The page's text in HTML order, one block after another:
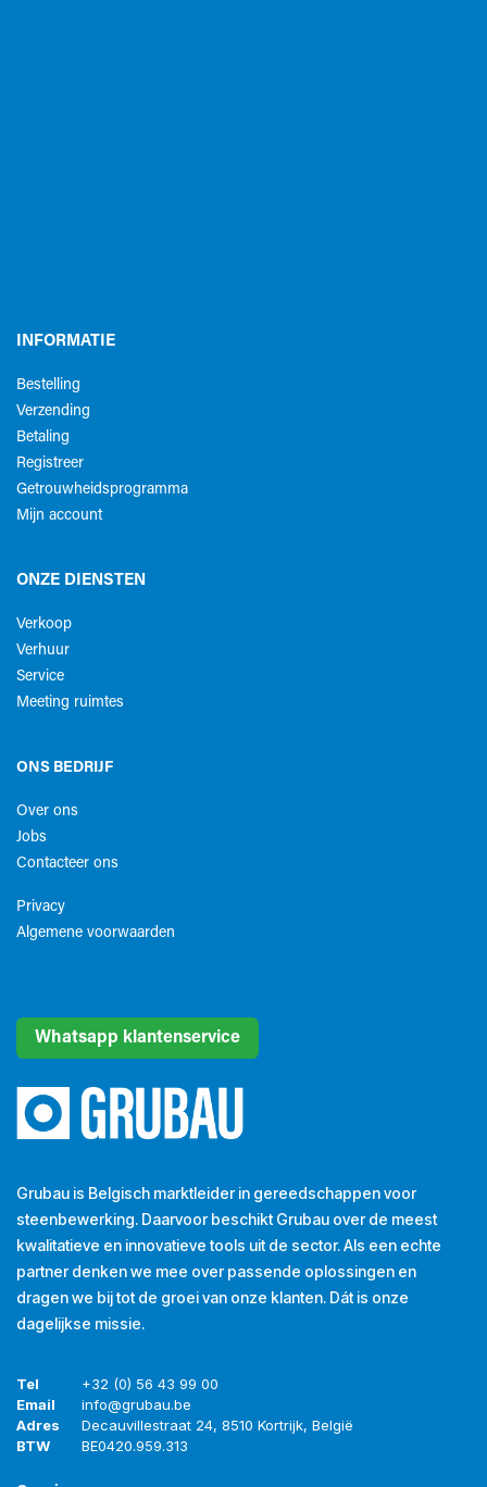
INFORMATIE
Bestelling
Verzending
Betaling
Registreer
Getrouwheidsprogramma
Mijn account
ONZE DIENSTEN
Verkoop
Verhuur
Service
Meeting ruimtes
ONS BEDRIJF
Over ons
Jobs
Contacteer ons
Privacy
Algemene voorwaarden​
Whatsapp klantenservice
Grubau is Belgisch marktleider in gereedschappen voor
steenbewerking. Daarvoor beschikt Grubau over de meest
kwalitatieve en innovatieve tools uit de sector. Als een echte
partner denken we mee over passende oplossingen en
dragen we bij tot de groei van onze klanten. Dát is onze
dagelijkse missie.
Tel
+32 (0) 56 43 99 00
Email
info@grubau.be
Adres
Decauvillestraat 24, 8510 Kortrijk, België
BTW
BE0420.959.313